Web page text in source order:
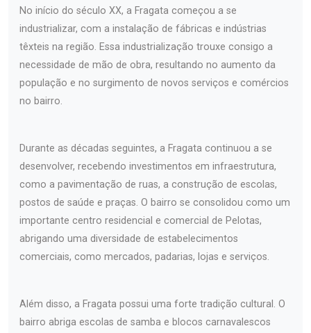
No início do século XX, a Fragata começou a se
industrializar, com a instalação de fábricas e indústrias
têxteis na região. Essa industrialização trouxe consigo a
necessidade de mão de obra, resultando no aumento da
população e no surgimento de novos serviços e comércios
no bairro.
Durante as décadas seguintes, a Fragata continuou a se
desenvolver, recebendo investimentos em infraestrutura,
como a pavimentação de ruas, a construção de escolas,
postos de saúde e praças. O bairro se consolidou como um
importante centro residencial e comercial de Pelotas,
abrigando uma diversidade de estabelecimentos
comerciais, como mercados, padarias, lojas e serviços.
Além disso, a Fragata possui uma forte tradição cultural. O
bairro abriga escolas de samba e blocos carnavalescos